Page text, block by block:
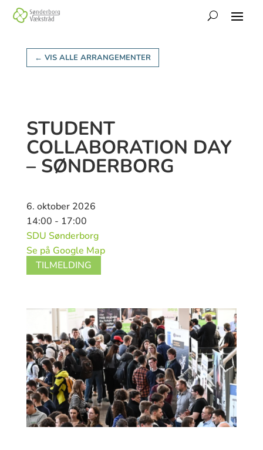
← VIS ALLE ARRANGEMENTER
STUDENT
COLLABORATION DAY
– SØNDERBORG
6. oktober 2026
14:00 - 17:00
SDU Sønderborg
Se på Google Map
TILMELDING